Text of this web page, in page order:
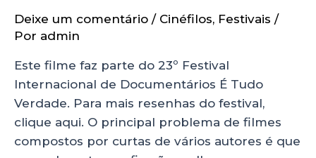
Deixe um comentário / Cinéfilos, Festivais /
Por admin
Este filme faz parte do 23º Festival
Internacional de Documentários É Tudo
Verdade. Para mais resenhas do festival,
clique aqui. O principal problema de filmes
compostos por curtas de vários autores é que